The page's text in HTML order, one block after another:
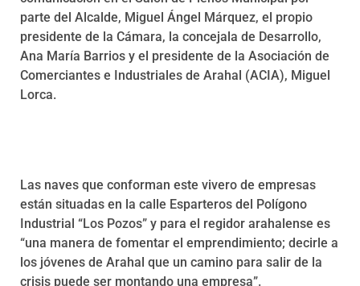
parte del Alcalde, Miguel Ángel Márquez, el propio
presidente de la Cámara, la concejala de Desarrollo,
Ana María Barrios y el presidente de la Asociación de
Comerciantes e Industriales de Arahal (ACIA), Miguel
Lorca.
Las naves que conforman este vivero de empresas
están situadas en la calle Esparteros del Polígono
Industrial “Los Pozos” y para el regidor arahalense es
“una manera de fomentar el emprendimiento; decirle a
los jóvenes de Arahal que un camino para salir de la
crisis puede ser montando una empresa”.